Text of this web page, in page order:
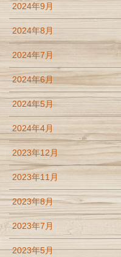
2024年9月
2024年8月
2024年7月
2024年6月
2024年5月
2024年4月
2023年12月
2023年11月
2023年8月
2023年7月
2023年5月